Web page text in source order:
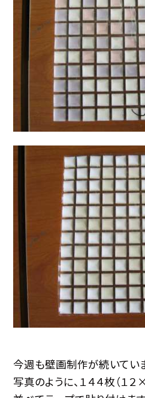
今週も壁画制作が続いてい
写真のように、１４４枚（１